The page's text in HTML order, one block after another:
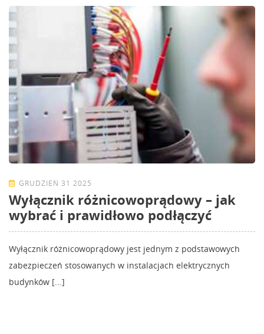
GRUDZIEŃ 31 2025
Wyłącznik różnicowoprądowy – jak
wybrać i prawidłowo podłączyć
Wyłącznik różnicowoprądowy jest jednym z podstawowych
zabezpieczeń stosowanych w instalacjach elektrycznych
budynków [...]